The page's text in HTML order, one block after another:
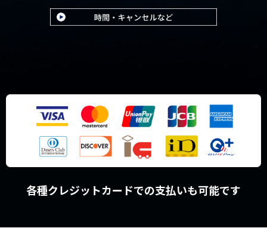
各種クレジットカードでの支払いも可能です